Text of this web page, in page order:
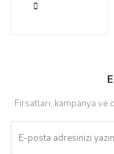
Fırsatları, kampanya